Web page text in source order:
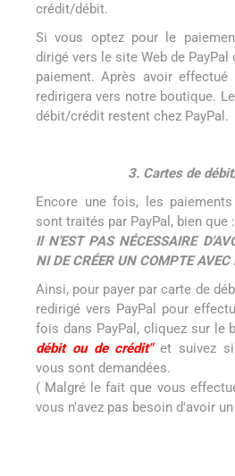
crédit/débit.
Si vous optez pour le
dirigé vers le site Web de
paiement. Après avoir effectué
redirigera vers notre boutique.
débit/crédit restent chez PayPal.
3. Cartes de
Encore une fois, les
sont traités par PayPal, bien que :
Il N'EST PAS NÉCESSAIRE
NI DE CRÉER UN COMPTE AVEC
Ainsi, pour payer par carte de
redirigé vers PayPal pour
fois dans PayPal, cliquez sur le
débit ou de crédit"et suivez
vous sont demandées.
( Malgré le fait que vous
vous n'avez pas besoin d'avoir